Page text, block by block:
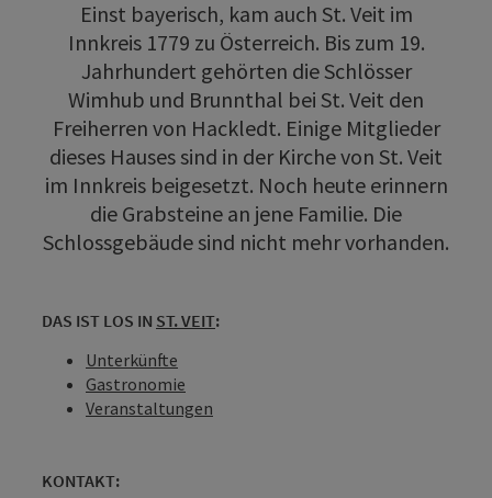
Einst bayerisch, kam auch St. Veit im
Innkreis 1779 zu Österreich. Bis zum 19.
Jahrhundert gehörten die Schlösser
Wimhub und Brunnthal bei St. Veit den
Freiherren von Hackledt. Einige Mitglieder
dieses Hauses sind in der Kirche von St. Veit
im Innkreis beigesetzt. Noch heute erinnern
die Grabsteine an jene Familie. Die
Schlossgebäude sind nicht mehr vorhanden.
DAS IST LOS IN ST. VEIT:
Unterkünfte
Gastronomie
Veranstaltungen
KONTAKT: